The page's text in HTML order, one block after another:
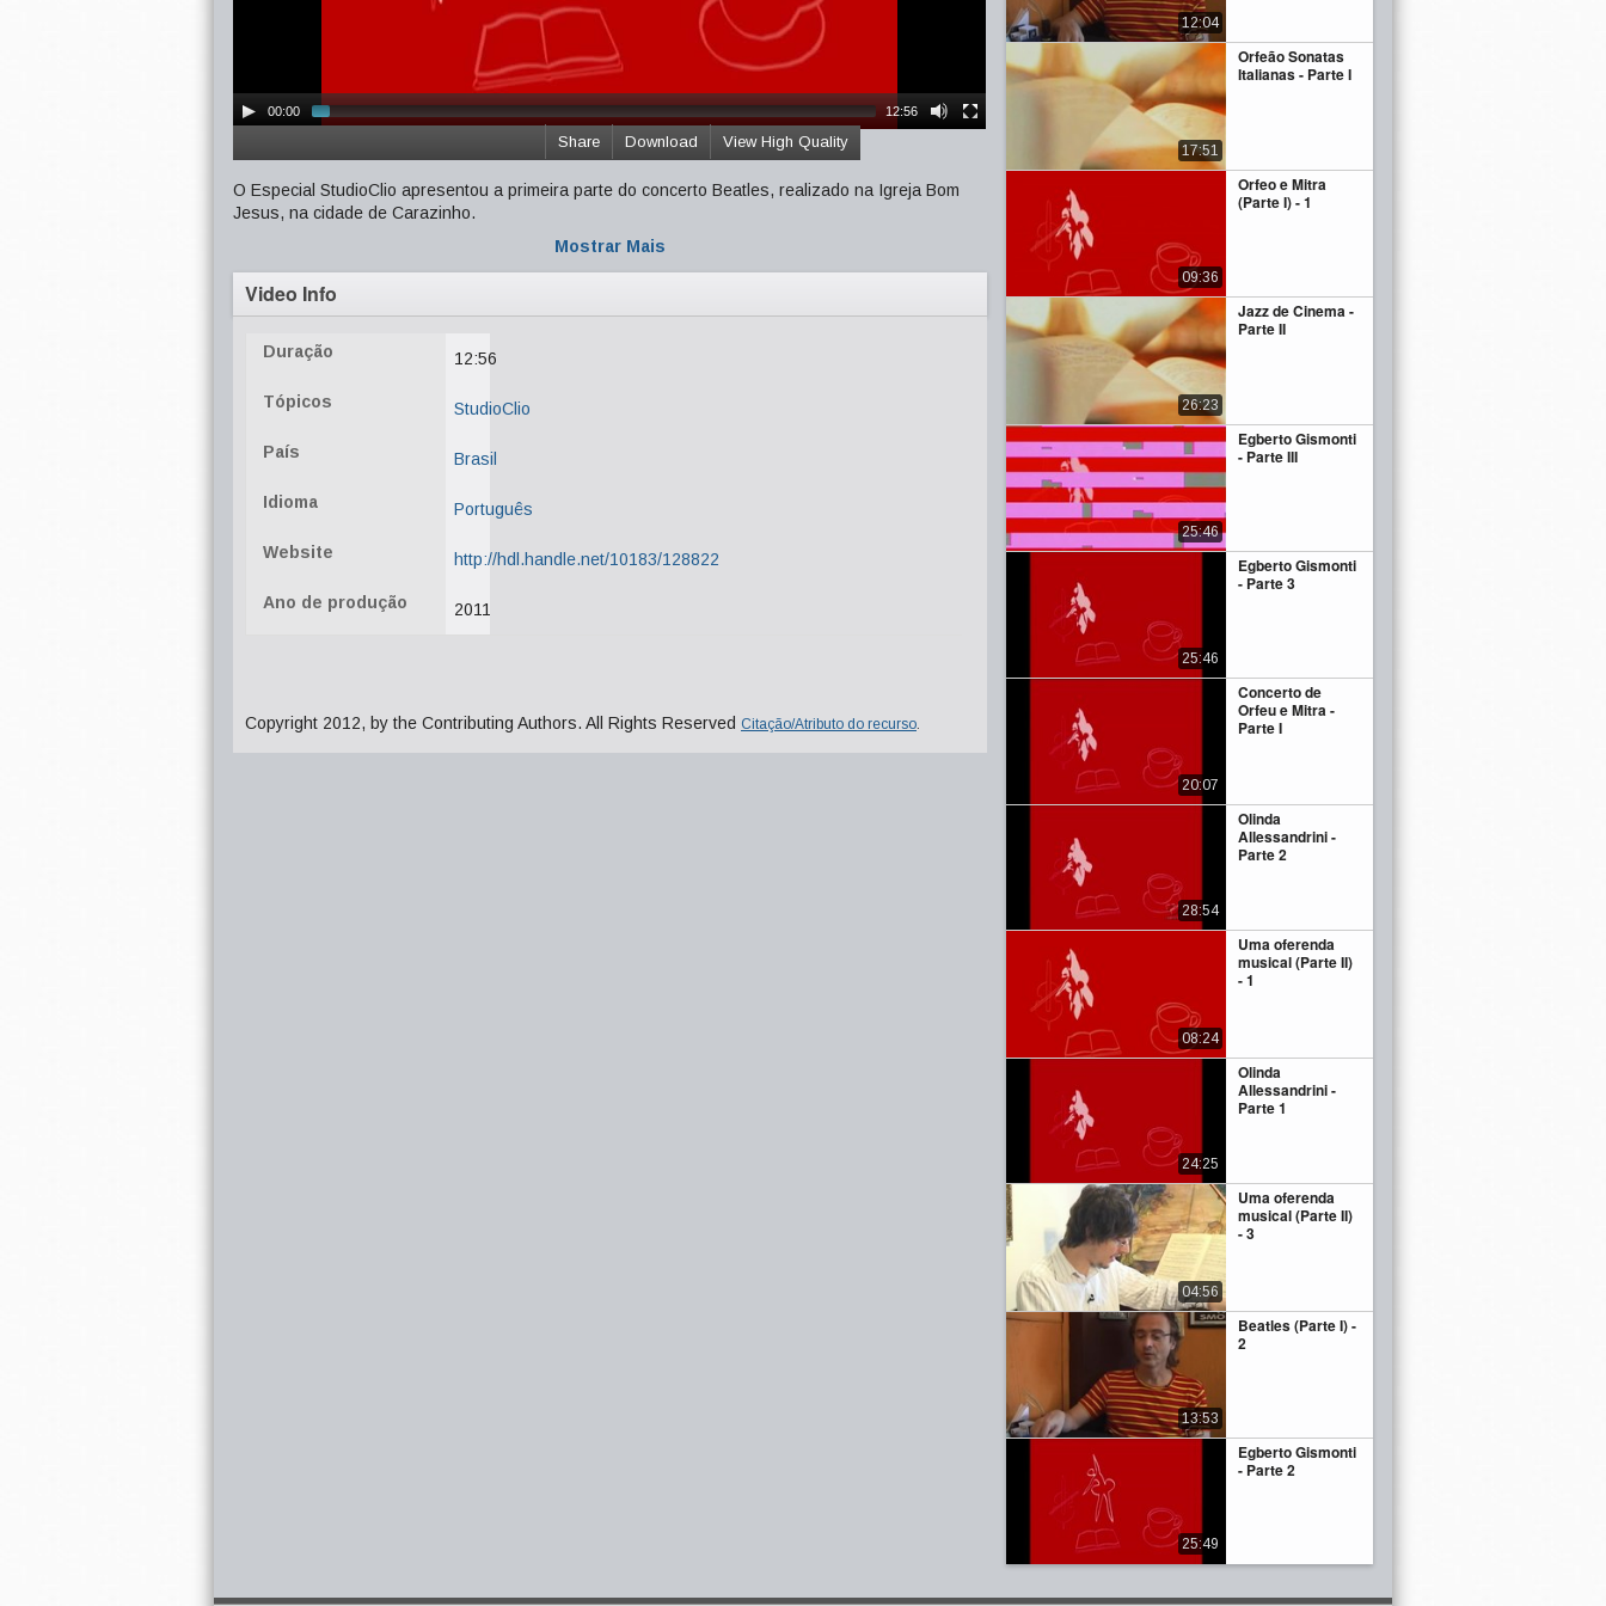
00:00 12:56
View High Quality
Download
Share
O Especial StudioClio apresentou a primeira parte do concerto Beatles, realizado na Igreja Bom
Jesus, na cidade de Carazinho.
Mostrar Mais
Video Info
Duração 12:56
Tópicos StudioClio
País Brasil
Idioma Português
Website http://hdl.handle.net/10183/128822
Ano de produção 2011
Copyright 2012, by the Contributing Authors. All Rights Reserved Citação/Atributo do recurso.
12:04
Orfeão Sonatas
Italianas - Parte I
17:51
Orfeo e Mitra
(Parte I) - 1
09:36
Jazz de Cinema -
Parte II
26:23
Egberto Gismonti
- Parte III
25:46
Egberto Gismonti
- Parte 3
25:46
Concerto de
Orfeu e Mitra -
Parte I
20:07
Olinda
Allessandrini -
Parte 2
28:54
Uma oferenda
musical (Parte II)
- 1
08:24
Olinda
Allessandrini -
Parte 1
24:25
Uma oferenda
musical (Parte II)
- 3
04:56
Beatles (Parte I) -
2
13:53
Egberto Gismonti
- Parte 2
25:49